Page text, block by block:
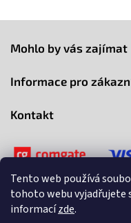
Tento web používá
tohoto webu vyjadřujete
informacízde.
Mohlo by vás zajímat
Informace pro
Kontakt
Copyright 2026